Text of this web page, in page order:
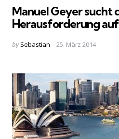
Manuel Geyer sucht
Herausforderung
Posted
by Sebastian 25. März 2014